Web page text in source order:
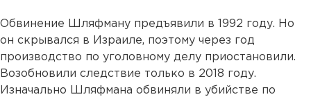
Обвинение Шляфману предъявили в 1992 году. Но
он скрывался в Израиле, поэтому через год
производство по уголовному делу приостановили.
Возобновили следствие только в 2018 году.
Изначально Шляфмана обвиняли в убийстве по